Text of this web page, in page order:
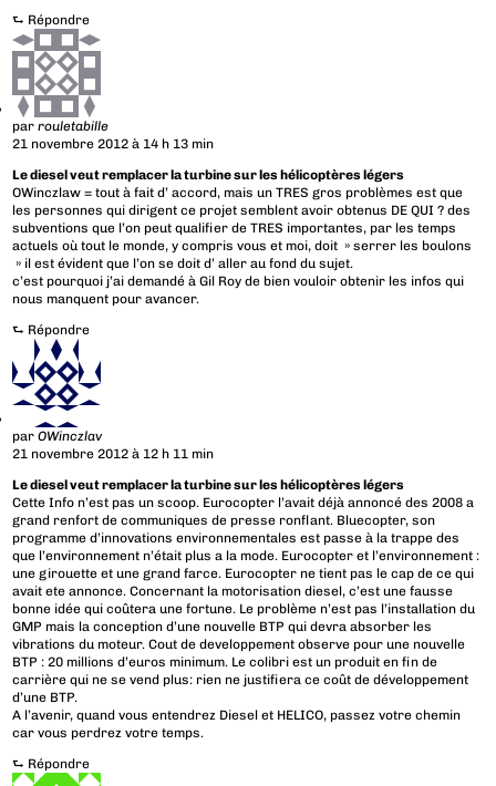
⮑ Répondre
parrouletabille
21 novembre 2012 à 14 h 13 min
Le diesel veut remplacer la turbine sur les hélicoptères légers
OWinczlaw = tout à fait d’ accord, mais un TRES gros problèmes est que
les personnes qui dirigent ce projet semblent avoir obtenus DE QUI ? des
subventions que l’on peut qualifier de TRES importantes, par les temps
actuels où tout le monde, y compris vous et moi, doit » serrer les boulons
» il est évident que l’on se doit d’ aller au fond du sujet.
c’est pourquoi j’ai demandé à Gil Roy de bien vouloir obtenir les infos qui
nous manquent pour avancer.
⮑ Répondre
parOWinczlav
21 novembre 2012 à 12 h 11 min
Le diesel veut remplacer la turbine sur les hélicoptères légers
Cette Info n’est pas un scoop. Eurocopter l’avait déjà annoncé des 2008 a
grand renfort de communiques de presse ronflant. Bluecopter, son
programme d’innovations environnementales est passe à la trappe des
que l’environnement n’était plus a la mode. Eurocopter et l’environnement :
une girouette et une grand farce. Eurocopter ne tient pas le cap de ce qui
avait ete annonce. Concernant la motorisation diesel, c’est une fausse
bonne idée qui coûtera une fortune. Le problème n’est pas l’installation du
GMP mais la conception d’une nouvelle BTP qui devra absorber les
vibrations du moteur. Cout de developpement observe pour une nouvelle
BTP : 20 millions d’euros minimum. Le colibri est un produit en fin de
carrière qui ne se vend plus: rien ne justifiera ce coût de développement
d’une BTP.
A l’avenir, quand vous entendrez Diesel et HELICO, passez votre chemin
car vous perdrez votre temps.
⮑ Répondre